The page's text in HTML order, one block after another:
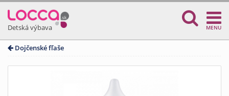
Detská výbava MENU
Dojčenské fľaše